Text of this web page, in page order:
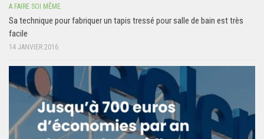
A FAIRE SOI MÊME
Sa technique pour fabriquer un tapis tressé pour salle de bain est très
facile
14 JANVIER 2016